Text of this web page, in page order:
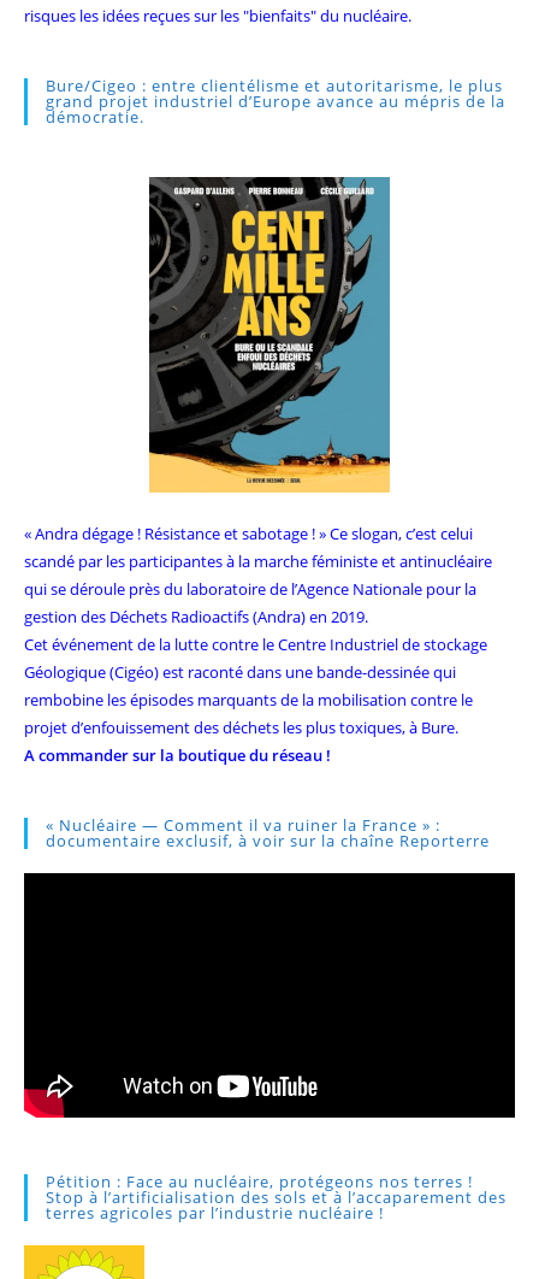
risques les idées reçues sur les "bienfaits" du nucléaire.
Bure/Cigeo : entre clientélisme et autoritarisme, le plus
grand projet industriel d’Europe avance au mépris de la
démocratie.
« Andra dégage ! Résistance et sabotage ! » Ce slogan, c’est celui
scandé par les participantes à la marche féministe et antinucléaire
qui se déroule près du laboratoire de l’Agence Nationale pour la
gestion des Déchets Radioactifs (Andra) en 2019.
Cet événement de la lutte contre le Centre Industriel de stockage
Géologique (Cigéo) est raconté dans une bande-dessinée qui
rembobine les épisodes marquants de la mobilisation contre le
projet d’enfouissement des déchets les plus toxiques, à Bure.
A commander sur la boutique du réseau !
« Nucléaire — Comment il va ruiner la France » :
documentaire exclusif, à voir sur la chaîne Reporterre
Pétition : Face au nucléaire, protégeons nos terres !
Stop à l’artificialisation des sols et à l’accaparement des
terres agricoles par l’industrie nucléaire !